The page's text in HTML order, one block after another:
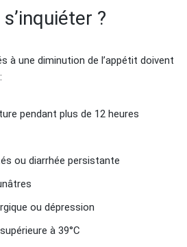
?
à une diminution de l’appétit doivent
pendant plus de 12 heures
ou diarrhée persistante
ou dépression
à 39°C